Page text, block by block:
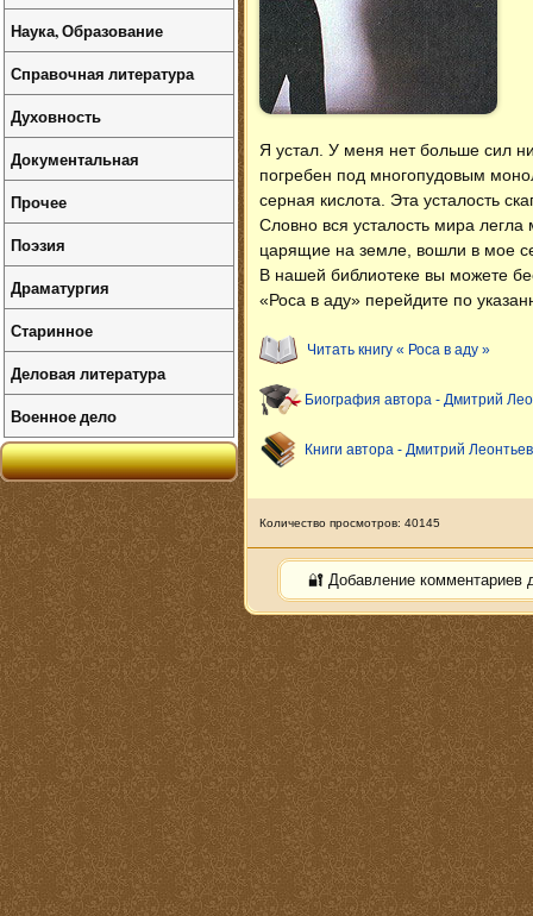
Я устал. У меня нет больше сил
погребен под многопудовым
серная кислота. Эта усталость
Словно вся усталость мира
царящие на земле, вошли в мое
В нашей библиотеке вы можете
«Роса в аду» перейдите по
Читать книгу « Роса в аду »
Биография автора - Дмитрий
Книги автора - Дмитрий Леонтьев
Количество просмотров: 40145
🔐 Добавление комментариев
Наука, Образование
Справочная литература
Духовность
Документальная
Прочее
Поэзия
Драматургия
Старинное
Деловая литература
Военное дело